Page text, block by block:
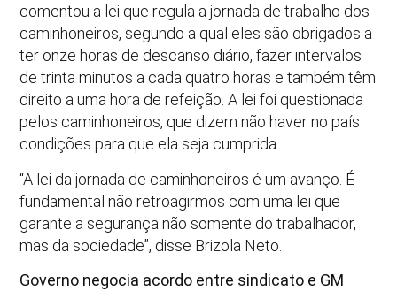
comentou a lei que regula a jornada de trabalho dos
caminhoneiros, segundo a qual eles são obrigados a
ter onze horas de descanso diário, fazer intervalos
de trinta minutos a cada quatro horas e também têm
direito a uma hora de refeição. A lei foi questionada
pelos caminhoneiros, que dizem não haver no país
condições para que ela seja cumprida.
“A lei da jornada de caminhoneiros é um avanço. É
fundamental não retroagirmos com uma lei que
garante a segurança não somente do trabalhador,
mas da sociedade”, disse Brizola Neto.
Governo negocia acordo entre sindicato e GM